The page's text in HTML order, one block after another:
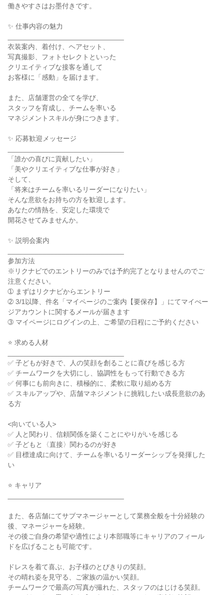
働きやすさはお墨付きです。
✨ 仕事内容の魅力
衣装案内、着付け、ヘアセット、
写真撮影、フォトセレクトといった
クリエイティブな接客を通して
お客様に「感動」を届けます。
また、店舗運営の全てを学び、
スタッフを育成し、チームを率いる
マネジメントスキルが身につきます。
✨ 応募歓迎メッセージ
「誰かの喜びに貢献したい」
「美やクリエイティブな仕事が好き」
そして、
「将来はチームを率いるリーダーになりたい」
そんな意欲をお持ちの方を歓迎します。
あなたの情熱を、安定した環境で
開花させてみませんか。
✨ 説明会案内
参加方法
※リクナビでのエントリーのみでは予約完了となりませんのでご
注意ください。
➀ まずはリクナビからエントリー
➁ 3/1以降、件名「マイページのご案内【要保存】」にてマイぺー
ジアカウントに関するメールが届きます
➂ マイページにログインの上、ご希望の日程にご予約ください
⭐ 求める人材
✅ 子どもが好きで、人の笑顔を創ることに喜びを感じる方
✅ チームワークを大切にし、協調性をもって行動できる方
✅ 何事にも前向きに、積極的に、柔軟に取り組める方
✅ スキルアップや、店舗マネジメントに挑戦したい成長意欲のあ
る方
<向いている人>
✅ 人と関わり、信頼関係を築くことにやりがいを感じる
✅ 子どもと〈直接〉関わるのが好き
✅ 目標達成に向けて、チームを率いるリーダーシップを発揮した
い
⭐ キャリア
また、各店舗にてサブマネージャーとして業務全般を十分経験の
後、マネージャーを経験。
その後ご自身の希望や適性により本部職等にキャリアのフィール
ドを広げることも可能です。
ドレスを着て喜ぶ、お子様のとびきりの笑顔。
その晴れ姿を見守る、ご家族の温かい笑顔。
チームワークで最高の写真が撮れた、スタッフのはじける笑顔。